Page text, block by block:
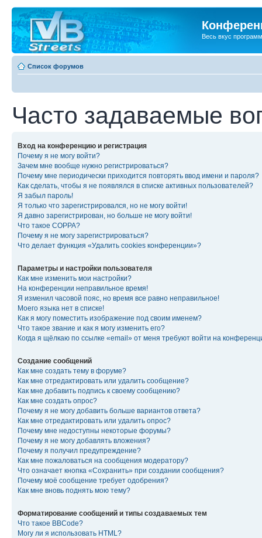
Весь вкус
Список форумов
Часто задаваемые
Вход на конференцию и регистрация
Почему я не могу войти?
Зачем мне вообще нужно регистрироваться?
Почему мне периодически приходится повторять ввод имени и пароля?
Как сделать, чтобы я не появлялся в списке активных пользователей?
Я забыл пароль!
Я только что зарегистрировался, но не могу войти!
Я давно зарегистрирован, но больше не могу войти!
Что такое COPPA?
Почему я не могу зарегистрироваться?
Что делает функция «Удалить cookies конференции»?
Параметры и настройки пользователя
Как мне изменить мои настройки?
На конференции неправильное время!
Я изменил часовой пояс, но время все равно неправильное!
Моего языка нет в списке!
Как я могу поместить изображение под своим именем?
Что такое звание и как я могу изменить его?
Когда я щёлкаю по ссылке «email» от меня требуют войти на
Создание сообщений
Как мне создать тему в форуме?
Как мне отредактировать или удалить сообщение?
Как мне добавить подпись к своему сообщению?
Как мне создать опрос?
Почему я не могу добавить больше вариантов ответа?
Как мне отредактировать или удалить опрос?
Почему мне недоступны некоторые форумы?
Почему я не могу добавлять вложения?
Почему я получил предупреждение?
Как мне пожаловаться на сообщения модератору?
Что означает кнопка «Сохранить» при создании сообщения?
Почему моё сообщение требует одобрения?
Как мне вновь поднять мою тему?
Форматирование сообщений и типы создаваемых тем
Что такое BBCode?
Могу ли я использовать HTML?